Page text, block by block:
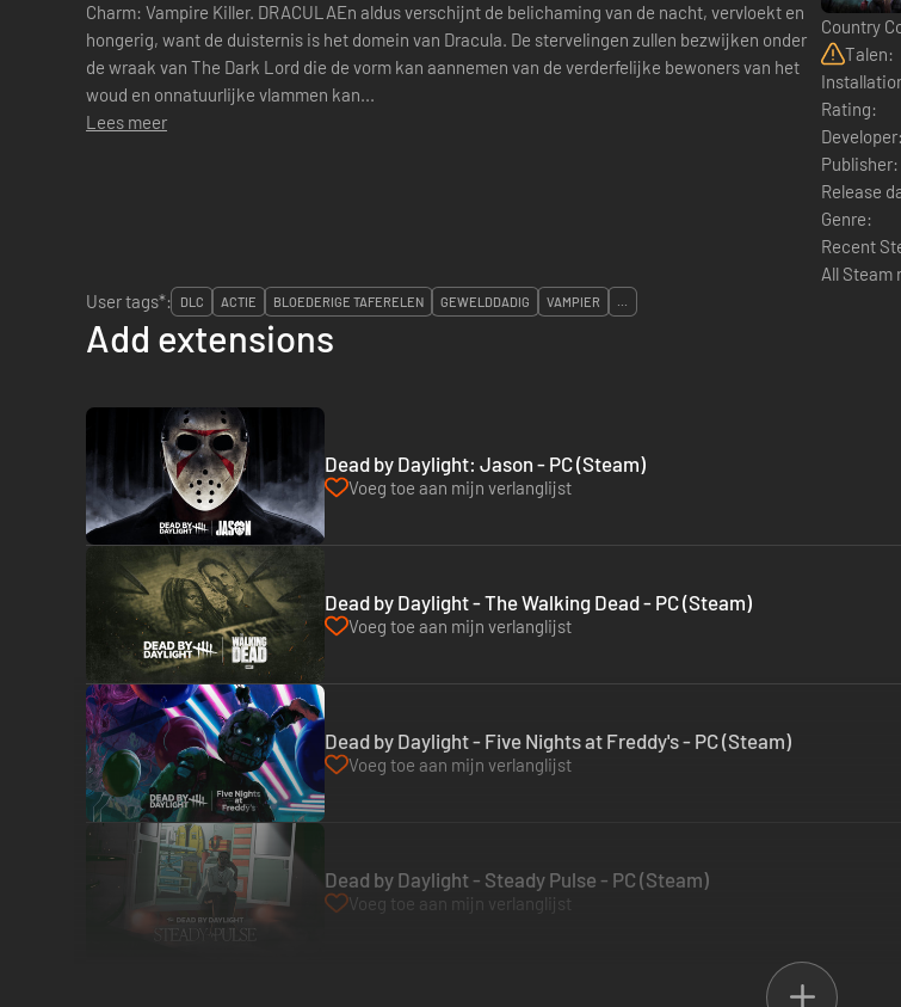
Charm: Vampire Killer. DRACULAEn aldus verschijnt de belichaming van de nacht, vervloekt en
hongerig, want de duisternis is het domein van Dracula. De stervelingen zullen bezwijken onder
de wraak van The Dark Lord die de vorm kan aannemen van de verderfelijke bewoners van het
woud en onnatuurlijke vlammen kan...
Lees meer
Country
Talen:
Rating:
Developer:
Publisher:
Release
Genre:
Recent
All Steam
User tags*:
DLC ACTIE BLOEDERIGE TAFERELEN GEWELDDADIG VAMPIER ...
Add extensions
Dead by Daylight: Jason - PC (Steam)
Voeg toe aan mijn verlanglijst
Dead by Daylight - The Walking Dead - PC (Steam)
Voeg toe aan mijn verlanglijst
Dead by Daylight - Five Nights at Freddy's - PC (Steam)
Voeg toe aan mijn verlanglijst
Dead by Daylight - Steady Pulse - PC (Steam)
Voeg toe aan mijn verlanglijst